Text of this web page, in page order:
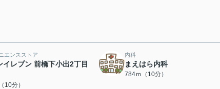
エンスストア
イレブン 前橋下小出2丁目
10分）
内科
まえはら内科
784ｍ（10分）